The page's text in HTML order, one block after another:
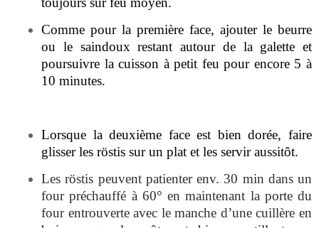
Comme pour la première face, ajouter le beurre
ou le saindoux restant autour de la galette et
poursuivre la cuisson à petit feu pour encore 5 à
10 minutes.
Lorsque la deuxième face est bien dorée, faire
glisser les röstis sur un plat et les servir aussitôt.
Les röstis peuvent patienter env. 30 min dans un
four préchauffé à 60° en maintenant la porte du
four entrouverte avec le manche d’une cuillère en